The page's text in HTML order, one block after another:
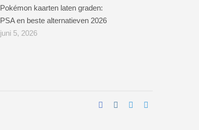
Pokémon kaarten laten graden:
PSA en beste alternatieven 2026
juni 5, 2026